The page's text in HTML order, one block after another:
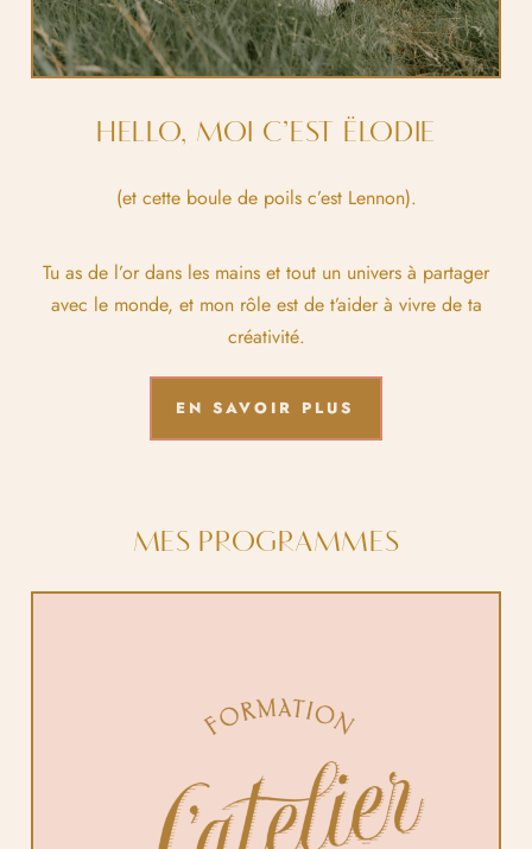
HELLO, MOI C’EST ËLODIE
(et cette boule de poils c’est Lennon).
Tu as de l’or dans les mains et tout un univers à partager
avec le monde, et mon rôle est de t’aider à vivre de ta
créativité.
EN SAVOIR PLUS
MES PROGRAMMES